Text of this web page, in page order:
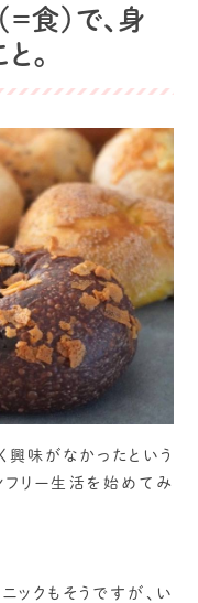
食）で、身
。
興味がなかったという
フリー生活を始めてみ
ニックもそうですが、い